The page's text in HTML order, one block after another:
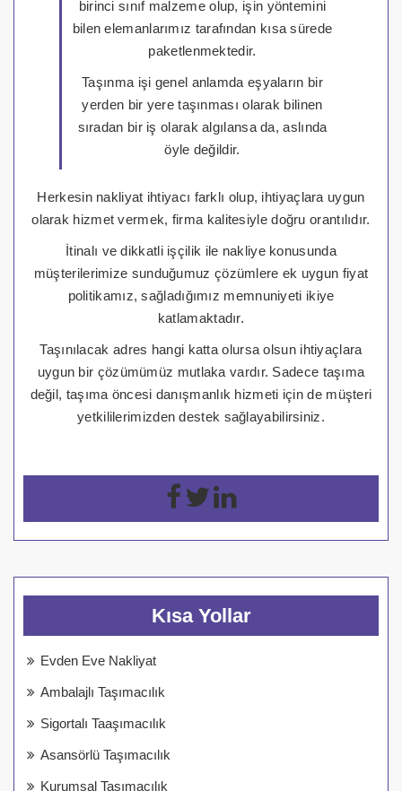
birinci sınıf malzeme olup, işin yöntemini
bilen elemanlarımız tarafından kısa sürede
paketlenmektedir.
Taşınma işi genel anlamda eşyaların bir
yerden bir yere taşınması olarak bilinen
sıradan bir iş olarak algılansa da, aslında
öyle değildir.
Herkesin nakliyat ihtiyacı farklı olup, ihtiyaçlara uygun
olarak hizmet vermek, firma kalitesiyle doğru orantılıdır.
İtinalı ve dikkatli işçilik ile nakliye konusunda
müşterilerimize sunduğumuz çözümlere ek uygun fiyat
politikamız, sağladığımız memnuniyeti ikiye
katlamaktadır.
Taşınılacak adres hangi katta olursa olsun ihtiyaçlara
uygun bir çözümümüz mutlaka vardır. Sadece taşıma
değil, taşıma öncesi danışmanlık hizmeti için de müşteri
yetkililerimizden destek sağlayabilirsiniz.
Kısa Yollar
Evden Eve Nakliyat
Ambalajlı Taşımacılık
Sigortalı Taaşımacılık
Asansörlü Taşımacılık
Kurumsal Taşımacılık